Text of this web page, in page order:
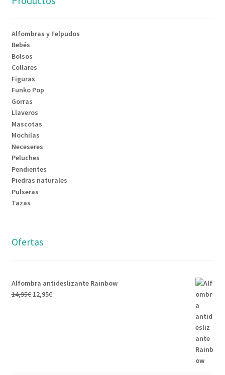
Alfombras y Felpudos
Bebés
Bolsos
Collares
Figuras
Funko Pop
Gorras
Llaveros
Mascotas
Mochilas
Neceseres
Peluches
Pendientes
Piedras naturales
Pulseras
Tazas
Ofertas
Alfombra antideslizante Rainbow
14,95€ El
12,95€El